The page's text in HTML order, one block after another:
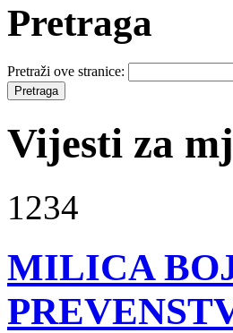
Pretraga
Pretraži ove stranice:
Vijesti za
1234
MILICA